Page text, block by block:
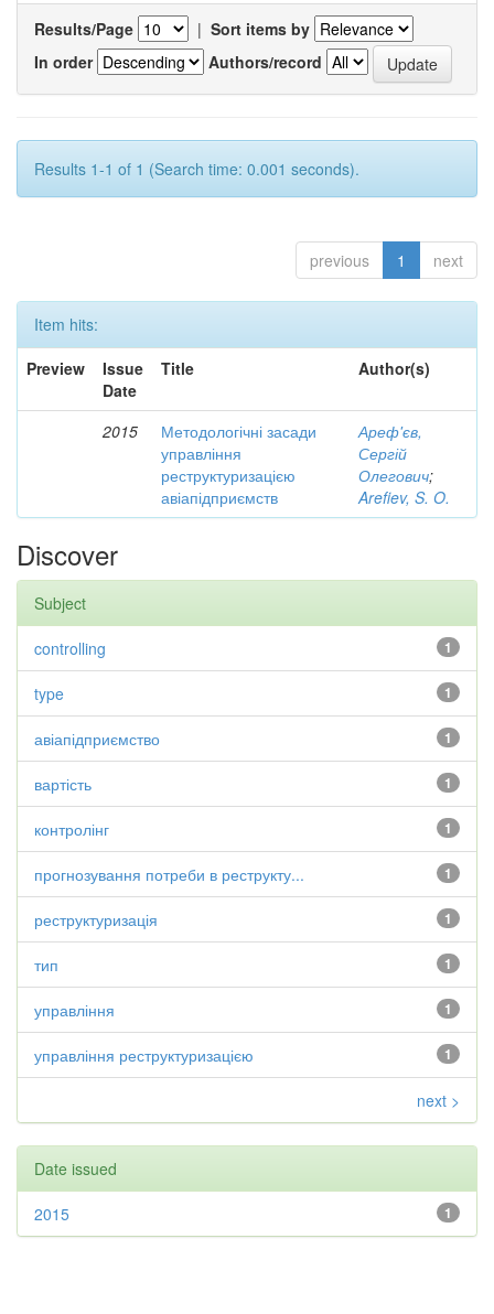
Results/Page | Sort items by
In order
Authors/record
Results 1-1 of 1 (Search time: 0.001 seconds).
previous 1 next
Item hits:
Preview
Issue
Date
Title Author(s)
2015
Методологічні засади
управління
реструктуризацією
авіапідприємств
Ареф'єв,
Сергій
Олегович;
Arefiev, S. O.
Discover
Subject
1
controlling
1
type
1
авіапідприємство
1
вартість
1
контролінг
1
прогнозування потреби в реструкту...
1
реструктуризація
1
тип
1
управління
1
управління реструктуризацією
next >
Date issued
1
2015